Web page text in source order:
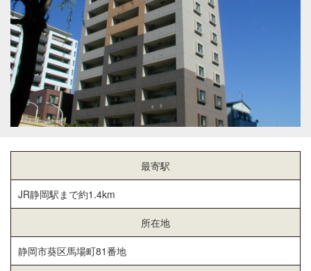
最寄駅
JR静岡駅まで約1.4km
所在地
静岡市葵区馬場町81番地